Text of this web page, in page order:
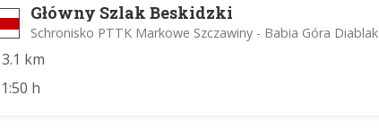
Główny Szlak Beskidzki
Schronisko PTTK Markowe Szczawiny - Babia Góra Diablak
3.1 km
1:50 h